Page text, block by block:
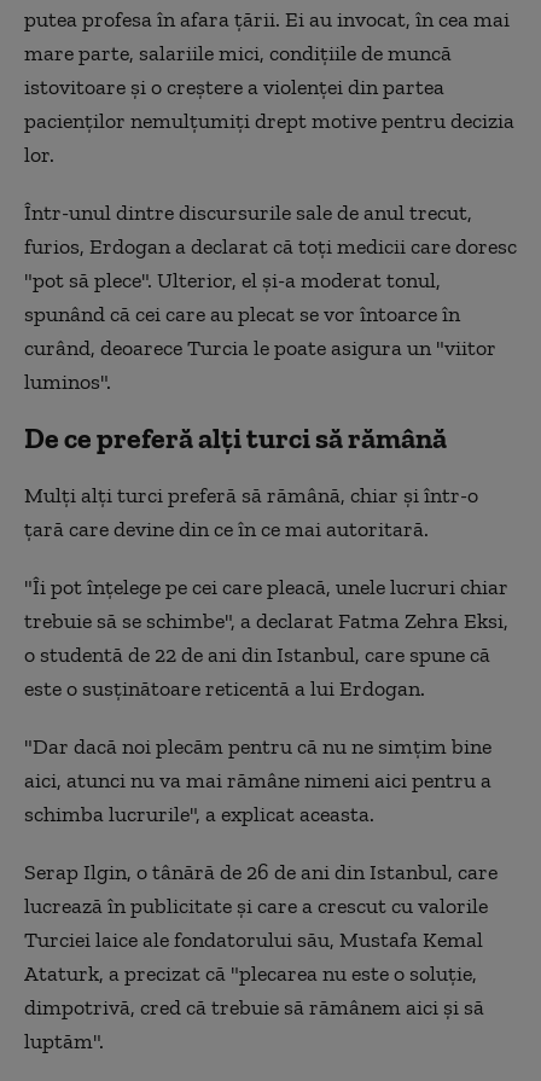
putea profesa în afara țării. Ei au invocat, în cea mai
mare parte, salariile mici, condițiile de muncă
istovitoare și o creștere a violenței din partea
pacienților nemulțumiți drept motive pentru decizia
lor.
Într-unul dintre discursurile sale de anul trecut,
furios, Erdogan a declarat că toți medicii care doresc
"pot să plece". Ulterior, el și-a moderat tonul,
spunând că cei care au plecat se vor întoarce în
curând, deoarece Turcia le poate asigura un "viitor
luminos".
De ce preferă alți turci să rămână
Mulți alți turci preferă să rămână, chiar și într-o
țară care devine din ce în ce mai autoritară.
"Îi pot înțelege pe cei care pleacă, unele lucruri chiar
trebuie să se schimbe", a declarat Fatma Zehra Eksi,
o studentă de 22 de ani din Istanbul, care spune că
este o susținătoare reticentă a lui Erdogan.
"Dar dacă noi plecăm pentru că nu ne simțim bine
aici, atunci nu va mai rămâne nimeni aici pentru a
schimba lucrurile", a explicat aceasta.
Serap Ilgin, o tânără de 26 de ani din Istanbul, care
lucrează în publicitate și care a crescut cu valorile
Turciei laice ale fondatorului său, Mustafa Kemal
Ataturk, a precizat că "plecarea nu este o soluție,
dimpotrivă, cred că trebuie să rămânem aici și să
luptăm".